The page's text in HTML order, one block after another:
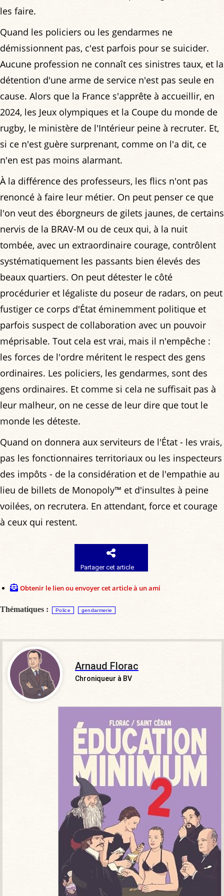
les faire.
Quand les policiers ou les gendarmes ne
démissionnent pas, c'est parfois pour se suicider.
Aucune profession ne connaît ces sinistres taux, et la
détention d'une arme de service n'est pas seule en
cause. Alors que la France s'apprête à accueillir, en
2024, les Jeux olympiques et la Coupe du monde de
rugby, le ministère de l'Intérieur peine à recruter. Et,
si ce n'est guère surprenant, comme on l'a dit, ce
n'en est pas moins alarmant.
À la différence des professeurs, les flics n'ont pas
renoncé à faire leur métier. On peut penser ce que
l'on veut des éborgneurs de gilets jaunes, de certains
nervis de la BRAV-M ou de ceux qui, à la nuit
tombée, avec un extraordinaire courage, contrôlent
systématiquement les passants bien élevés des
beaux quartiers. On peut détester le côté
procédurier et légaliste du poseur de radars, on peut
fustiger ce corps d'État éminemment politique et
parfois suspect de collaboration avec un pouvoir
méprisable. Tout cela est vrai, mais il n'empêche :
les forces de l'ordre méritent le respect des gens
ordinaires. Les policiers, les gendarmes, sont des
gens ordinaires. Et comme si cela ne suffisait pas à
leur malheur, on ne cesse de leur dire que tout le
monde les déteste.
Quand on donnera aux serviteurs de l'État - les vrais,
pas les fonctionnaires territoriaux ou les inspecteurs
des impôts - de la considération et de l'empathie au
lieu de billets de Monopoly™ et d'insultes à peine
voilées, on recrutera. En attendant, force et courage
à ceux qui restent.
Partager cet article
Obtenir le lien ou envoyer cet article à un ami
Thématiques : Police gendarmerie
Arnaud Florac
Chroniqueur à BV